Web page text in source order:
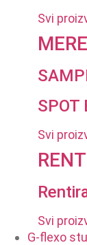
Svi
SPOT
Svi
Svi
G-flexo